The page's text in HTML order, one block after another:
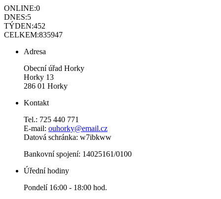
ONLINE:0
DNES:5
TÝDEN:452
CELKEM:835947
Adresa
Obecní úřad Horky
Horky 13
286 01 Horky
Kontakt
Tel.: 725 440 771
E-mail: ouhorky@email.cz
Datová schránka: w7ibkww
Bankovní spojení: 14025161/0100
Úřední hodiny
Pondelí 16:00 - 18:00 hod.